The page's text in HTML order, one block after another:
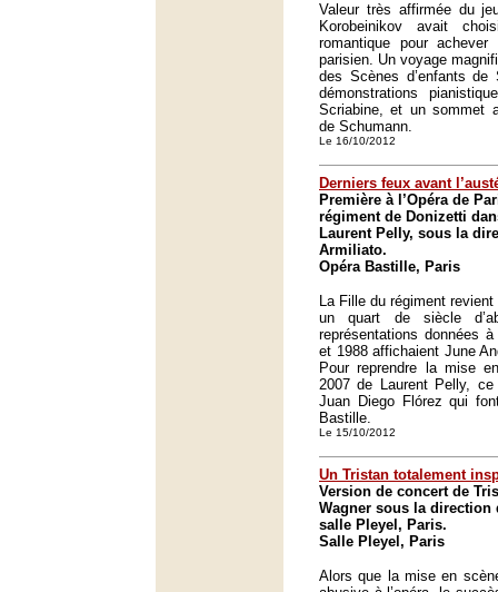
Valeur très affirmée du
Korobeinikov avait
romantique pour
parisien. Un voyage
des Scènes d’enfants de
démonstrations
Scriabine, et un sommet
de Schumann.
Le 16/10/2012
Derniers feux avant
Première à l’Opéra de
régiment de Donizetti
Laurent Pelly, sous la
Armiliato.
Opéra Bastille, Paris
La Fille du régiment
un quart de siècle
représentations données
et 1988 affichaient June
Pour reprendre la mise
2007 de Laurent Pelly,
Juan Diego Flórez qui
Bastille.
Le 15/10/2012
Un Tristan totalement
Version de concert de
Wagner sous la direction
salle Pleyel, Paris.
Salle Pleyel, Paris
Alors que la mise en